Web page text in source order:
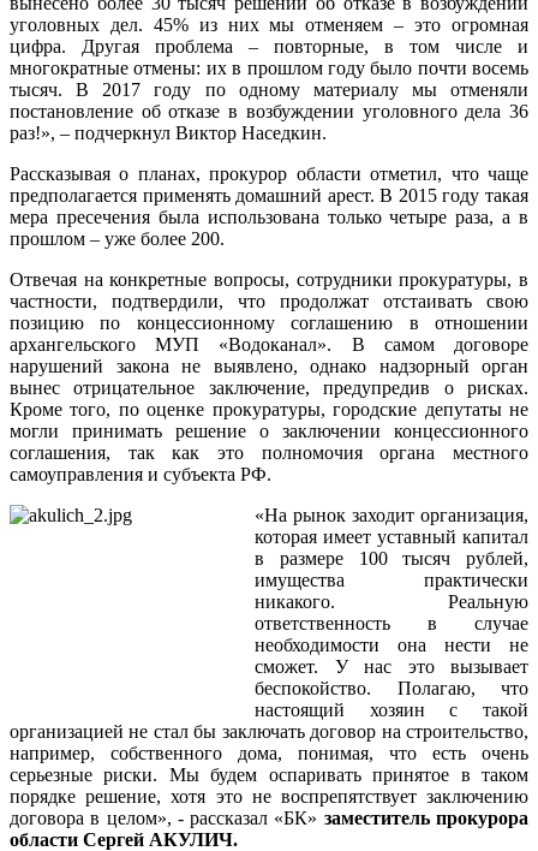
уголовных дел. 45% из них мы отменяем – это огромная
цифра. Другая проблема – повторные, в том числе и
многократные отмены: их в прошлом году было почти восемь
тысяч. В 2017 году по одному материалу мы отменяли
постановление об отказе в возбуждении уголовного дела 36
раз!», – подчеркнул Виктор Наседкин.
Рассказывая о планах, прокурор области отметил, что чаще
предполагается применять домашний арест. В 2015 году такая
мера пресечения была использована только четыре раза, а в
прошлом – уже более 200.
Отвечая на конкретные вопросы, сотрудники прокуратуры, в
частности, подтвердили, что продолжат отстаивать свою
позицию по концессионному соглашению в отношении
архангельского МУП «Водоканал». В самом договоре
нарушений закона не выявлено, однако надзорный орган
вынес отрицательное заключение, предупредив о рисках.
Кроме того, по оценке прокуратуры, городские депутаты не
могли принимать решение о заключении концессионного
соглашения, так как это полномочия органа местного
самоуправления и субъекта РФ.
«На рынок заходит организация,
которая имеет уставный капитал
в размере 100 тысяч рублей,
имущества практически
никакого. Реальную
ответственность в случае
необходимости она нести не
сможет. У нас это вызывает
беспокойство. Полагаю, что
настоящий хозяин с такой
организацией не стал бы заключать договор на строительство,
например, собственного дома, понимая, что есть очень
серьезные риски. Мы будем оспаривать принятое в таком
порядке решение, хотя это не воспрепятствует заключению
договора в целом», - рассказал «БК» заместитель прокурора
области Сергей АКУЛИЧ.